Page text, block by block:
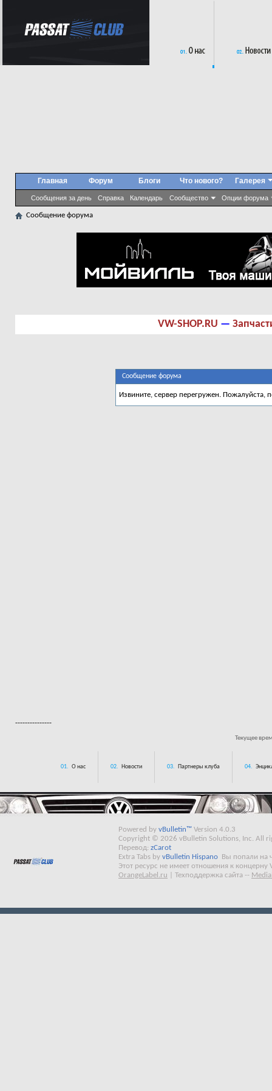
Главная Форум
Сообщения за день Справка Календарь Сообщество Опции форума
Блоги Что нового? Галерея
Сообщение форума
VW-SHOP.RU —
Сообщение форума
Извините, сервер перегружен. Пожалуйста,
---------------
Текущее
01. О нас 02. Новости 03. Партнеры клуба 04.
Powered by vBulletin™ Version 4.0.3
Copyright © 2026 vBulletin Solutions, Inc. All
Перевод: zCarot
Extra Tabs by vBulletin Hispano
Вы попали на
Этот ресурс не имеет отношения к концерну
OrangeLabel.ru
Техподдержка сайта --